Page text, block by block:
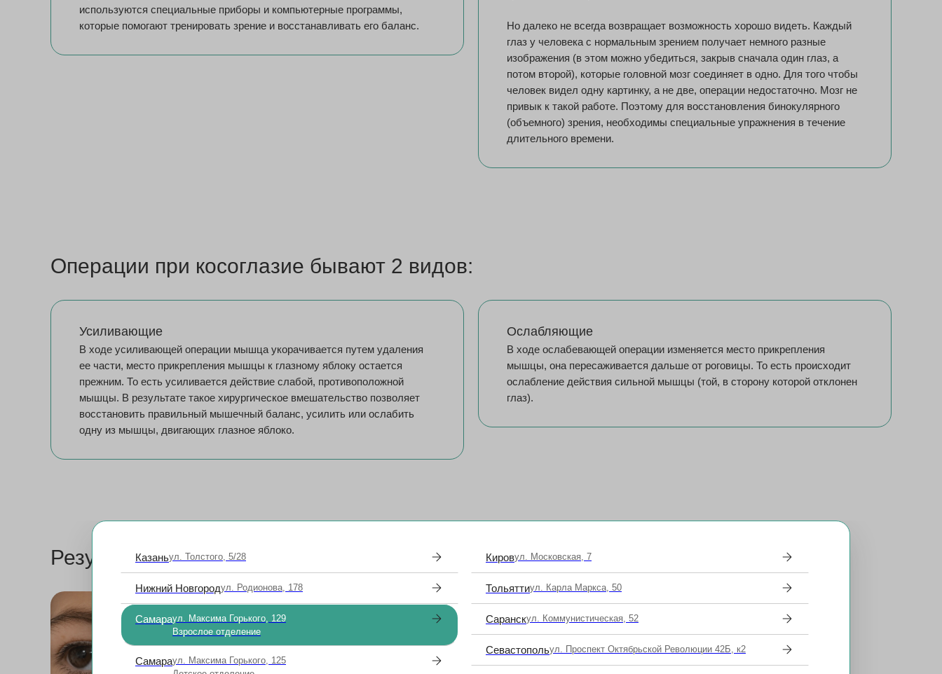
Но далеко не всегда возвращает возможность хорошо видеть. Каждый
глаз у человека с нормальным зрением получает немного разные
изображения (в этом можно убедиться, закрыв сначала один глаз, а
потом второй), которые головной мозг соединяет в одно. Для того чтобы
человек видел одну картинку, а не две, операции недостаточно. Мозг не
привык к такой работе. Поэтому для восстановления бинокулярного
(объемного) зрения, необходимы специальные упражнения в течение
длительного времени.
используются специальные приборы и компьютерные программы,
которые помогают тренировать зрение и восстанавливать его баланс.
Операции при косоглазие бывают 2 видов:
Ослабляющие
В ходе ослабевающей операции изменяется место прикрепления
мышцы, она пересаживается дальше от роговицы. То есть происходит
ослабление действия сильной мышцы (той, в сторону которой отклонен
глаз).
Усиливающие
В ходе усиливающей операции мышца укорачивается путем удаления
ее части, место прикрепления мышцы к глазному яблоку остается
прежним. То есть усиливается действие слабой, противоположной
мышцы. В результате такое хирургическое вмешательство позволяет
восстановить правильный мышечный баланс, усилить или ослабить
одну из мышцы, двигающих глазное яблоко.
Результаты операций по поводу косоглазия
Казаньул. Толстого, 5/28
Нижний Новгородул. Родионова, 178
Самараул. Максима Горького, 129
Взрослое отделение
Самараул. Максима Горького, 125
Кировул. Московская, 7
Тольяттиул. Карла Маркса, 50
Саранскул. Коммунистическая, 52
Севастопольул. Проспект Октябрьской Революции 42Б, к2